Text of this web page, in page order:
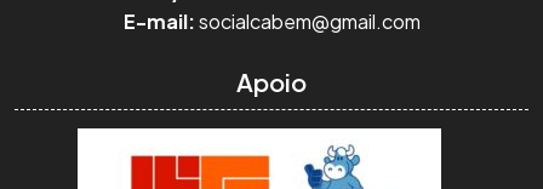
E-mail:socialcabem@gmail.com
Apoio